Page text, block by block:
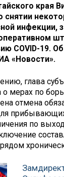
края
снятии
инфекции,
COVID-19.
«Новости».
глава
мерах по
отмена
по